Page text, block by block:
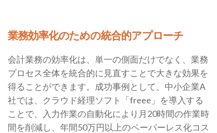
業務効率化のための統合的アプローチ
会計業務の効率化は、単一の側面だけでなく、業務
プロセス全体を統合的に見直すことで大きな効果を
得ることができます。成功事例として、中小企業A
社では、クラウド経理ソフト「freee」を導入する
ことで、入力作業の自動化により月20時間の作業時
間を削減し、年間50万円以上のペーパーレス化コス